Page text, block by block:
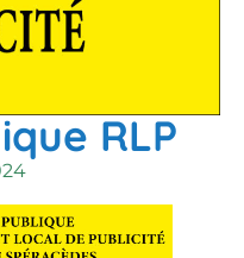
RLP